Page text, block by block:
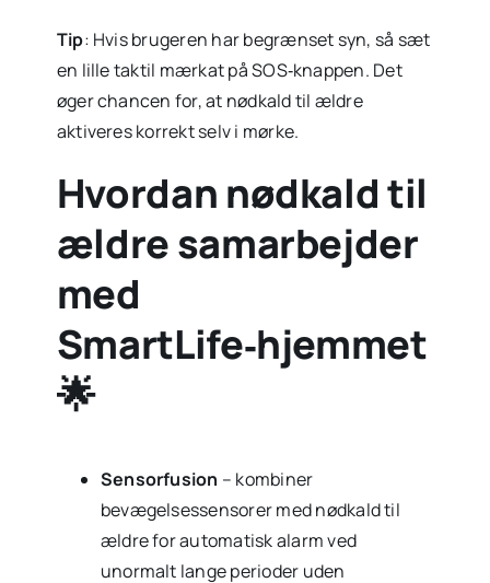
Tip: Hvis brugeren har begrænset syn, så sæt
en lille taktil mærkat på SOS‑knappen. Det
øger chancen for, at nødkald til ældre
aktiveres korrekt selv i mørke.
Hvordan nødkald til
ældre samarbejder
med
SmartLife‑hjemmet
🌟
Sensorfusion – kombiner
bevægelsessensorer med nødkald til
ældre for automatisk alarm ved
unormalt lange perioder uden